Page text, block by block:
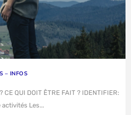
– INFOS
QUI DOIT ÊTRE FAIT ? IDENTIFIER:
activités Les...